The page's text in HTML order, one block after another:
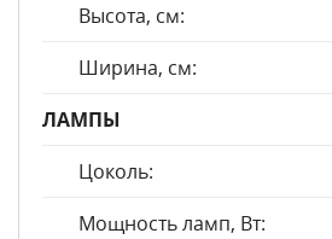
Высота, см:
Ширина, см:
ЛАМПЫ
Цоколь:
Мощность ламп, Вт: